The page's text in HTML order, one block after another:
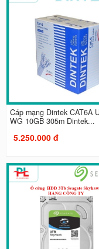
Cáp mạng Dintek CAT6A
WG 10GB 305m Dintek...
5.250.000 đ